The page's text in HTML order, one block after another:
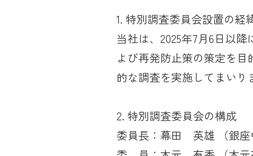
1. 特別調査委員会設置の経
当社は、2025年7月6日以
よび再発防止策の策定を
的な調査を実施してまいり
2. 特別調査委員会の構成
委員長：幕田 英雄 （銀座